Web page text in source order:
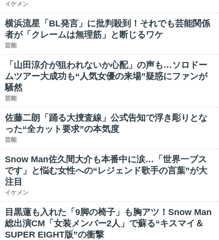
イケメン
横浜流星「BL発言」に批判殺到！それでも芸能関係
者が「クレームは無理筋」と断じるワケ
芸能
「山田涼介が狙われないか心配」の声も…ソロドー
ムツアー大成功も“人気女優の来場”疑惑にファンが
騒然
芸能
佐藤二朗「踊る大捜査線」公式告知で浮き彫りとな
った“全カット要求”の本気度
芸能
Snow Man佐久間大介も本番中に涙…「世界一ブス
です」と悩む女性への“レジェンド歌手の言葉”が大
注目
イケメン
目黒蓮も入れた「9脚の椅子」も胸アツ！Snow Man
総出演CM「女装メンバー2人」で蘇る“キスマイ＆
SUPER EIGHT版”の衝撃